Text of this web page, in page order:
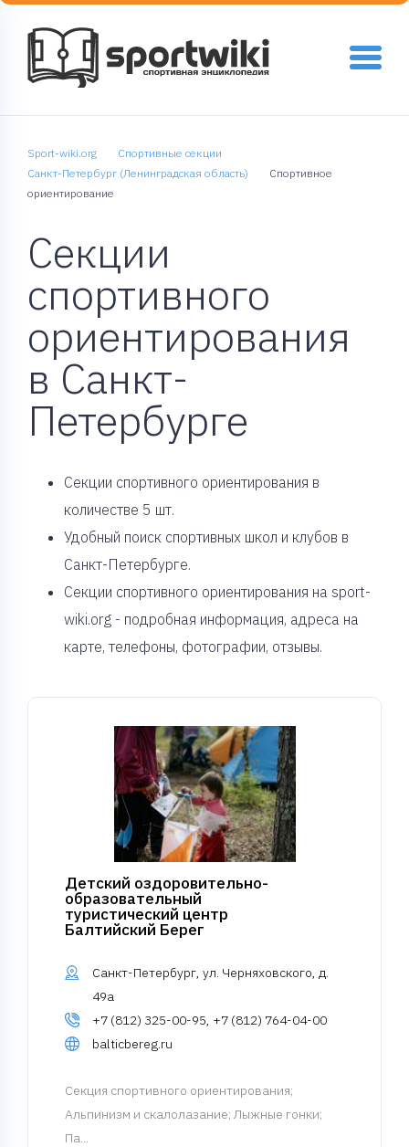
Sport-wiki.org
Спортивные секции
Санкт-Петербург (Ленинградская область)
Спортивное
ориентирование
Секции
спортивного
ориентирования
в Санкт-
Петербурге
Cекции спортивного ориентирования в
количестве 5 шт.
Удобный поиск спортивных школ и клубов в
Санкт-Петербурге.
Секции спортивного ориентирования на sport-
wiki.org - подробная информация, адреса на
карте, телефоны, фотографии, отзывы.
Детский оздоровительно-
образовательный
туристический центр
Балтийский Берег
Санкт-Петербург, ул. Черняховского, д.
49а
+7 (812) 325-00-95, +7 (812) 764-04-00
balticbereg.ru
Cекция спортивного ориентирования;
Альпинизм и скалолазание; Лыжные гонки;
Па...